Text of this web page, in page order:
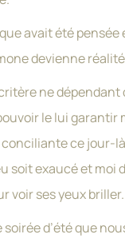
avait été pensée
devienne
ne dépendant
le lui garantir
ce jour-
soit exaucé et moi
voir ses yeux briller.
soirée d’été que